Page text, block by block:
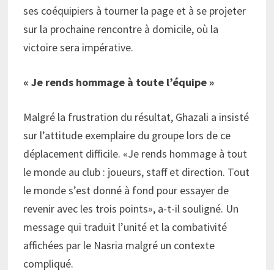
ses coéquipiers à tourner la page et à se projeter
sur la prochaine rencontre à domicile, où la
victoire sera impérative.
« Je rends hommage à toute l’équipe »
Malgré la frustration du résultat, Ghazali a insisté
sur l’attitude exemplaire du groupe lors de ce
déplacement difficile. «Je rends hommage à tout
le monde au club : joueurs, staff et direction. Tout
le monde s’est donné à fond pour essayer de
revenir avec les trois points», a-t-il souligné. Un
message qui traduit l’unité et la combativité
affichées par le Nasria malgré un contexte
compliqué.